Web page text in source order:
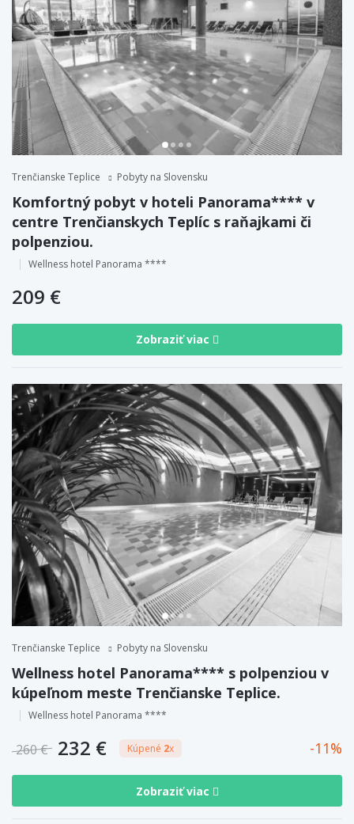
Trenčianske Teplice Pobyty na Slovensku
Komfortný pobyt v hoteli Panorama**** v
centre Trenčianskych Teplíc s raňajkami či
polpenziou.
Wellness hotel Panorama ****
209 €
Zobraziť viac
Trenčianske Teplice Pobyty na Slovensku
Wellness hotel Panorama**** s polpenziou v
kúpeľnom meste Trenčianske Teplice.
Wellness hotel Panorama ****
260 € 232 € Kúpené 2x 11
Zobraziť viac